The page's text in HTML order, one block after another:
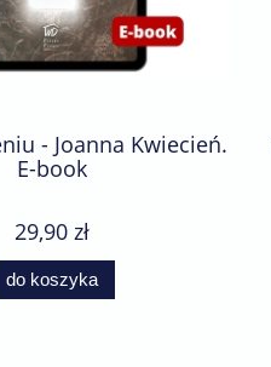
- Joanna Kwiecień.
E-book
29,90 zł
do koszyka